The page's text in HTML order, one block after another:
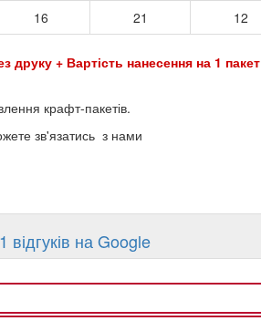
16 21 12
друку + Вартість нанесення на 1 пакет
крафт-пакетів.
зв'язатись з нами
відгуків на Google